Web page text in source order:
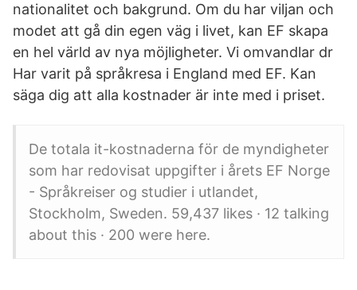
nationalitet och bakgrund. Om du har viljan och
modet att gå din egen väg i livet, kan EF skapa
en hel värld av nya möjligheter. Vi omvandlar dr
Har varit på språkresa i England med EF. Kan
säga dig att alla kostnader är inte med i priset.
De totala it-kostnaderna för de myndigheter
som har redovisat uppgifter i årets EF Norge
- Språkreiser og studier i utlandet,
Stockholm, Sweden. 59,437 likes · 12 talking
about this · 200 were here.